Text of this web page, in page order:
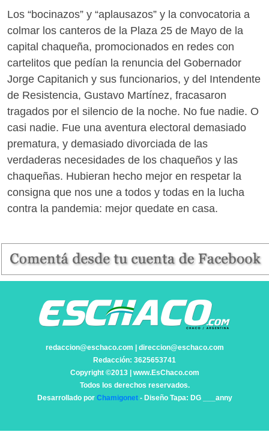
Los “bocinazos” y “aplausazos” y la convocatoria a
colmar los canteros de la Plaza 25 de Mayo de la
capital chaqueña, promocionados en redes con
cartelitos que pedían la renuncia del Gobernador
Jorge Capitanich y sus funcionarios, y del Intendente
de Resistencia, Gustavo Martínez, fracasaron
tragados por el silencio de la noche. No fue nadie. O
casi nadie. Fue una aventura electoral demasiado
prematura, y demasiado divorciada de las
verdaderas necesidades de los chaqueños y las
chaqueñas. Hubieran hecho mejor en respetar la
consigna que nos une a todos y todas en la lucha
contra la pandemia: mejor quedate en casa.
redaccion@eschaco.com | direccion@eschaco.com
Redacción: 3625653741
Copyright ©2013 | www.EsChaco.com
Todos los derechos reservados.
Desarrollado por Chamigonet- Diseño Tapa: DG ___anny